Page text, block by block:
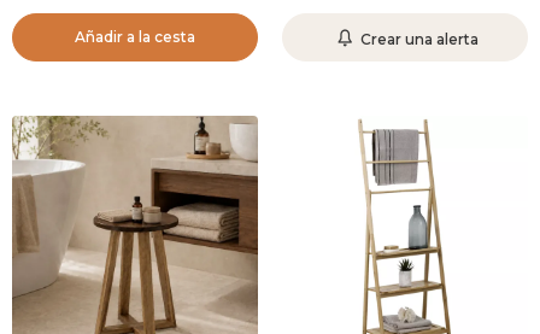
Añadir a la cesta Crear una alerta